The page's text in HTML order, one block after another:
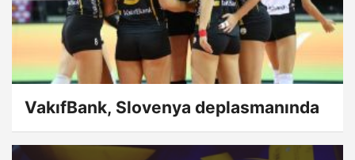
VakıfBank, Slovenya deplasmanında